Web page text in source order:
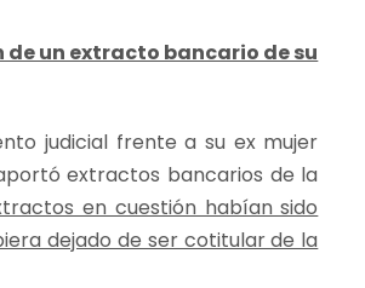
un extracto bancario de su
judicial frente a su ex mujer
extractos bancarios de la
en cuestión habían sido
dejado de ser cotitular de la